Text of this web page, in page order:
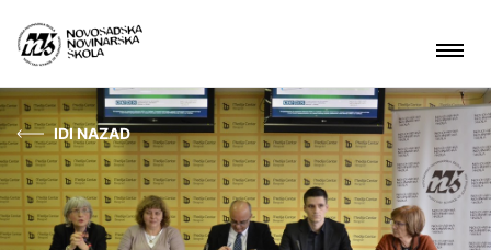
Aktuelnosti
O nama
IDI NAZAD